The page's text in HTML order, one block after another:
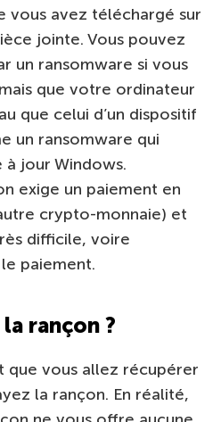
vous avez téléchargé sur
jointe. Vous pouvez
un ransomware si vous
que votre ordinateur
que celui d’un dispositif
un ransomware qui
à jour Windows.
exige un paiement en
crypto-monnaie) et
difficile, voire
paiement.
rançon ?
que vous allez récupérer
la rançon. En réalité,